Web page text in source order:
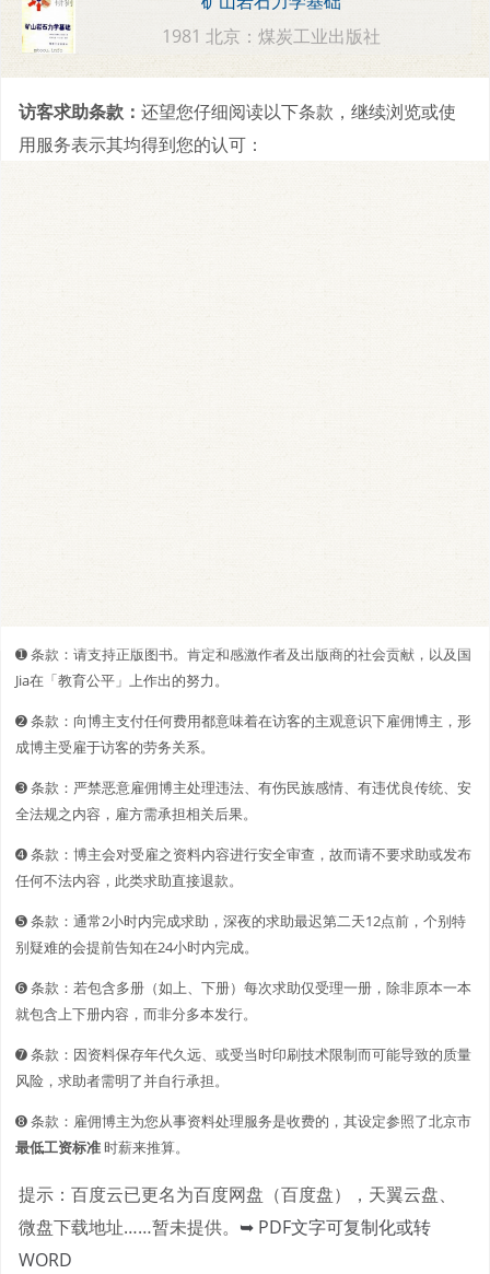
1981 北京：煤炭工业出版社
访客求助条款： 还望您仔细阅读以下条款，继续浏览或使
用服务表示其均得到您的认可：
➊️ 条款：请支持正版图书。肯定和感激作者及出版商的社会贡献，以及国
Jia在「教育公平」上作出的努力。
➋️️ 条款：向博主支付任何费用都意味着在访客的主观意识下雇佣博主，形
成博主受雇于访客的劳务关系。
➌ 条款：严禁恶意雇佣博主处理违法、有伤民族感情、有违优良传统、安
全法规之内容，雇方需承担相关后果。
➍ 条款：博主会对受雇之资料内容进行安全审查，故而请不要求助或发布
任何不法内容，此类求助直接退款。
➎ 条款：通常2小时内完成求助，深夜的求助最迟第二天12点前，个别特
别疑难的会提前告知在24小时内完成。
➏ 条款：若包含多册（如上、下册）每次求助仅受理一册，除非原本一本
就包含上下册内容，而非分多本发行。
➐ 条款：因资料保存年代久远、或受当时印刷技术限制而可能导致的质量
风险，求助者需明了并自行承担。
➑ 条款：雇佣博主为您从事资料处理服务是收费的，其设定参照了北京市
最低工资标准时薪来推算。
提示：百度云已更名为百度网盘（百度盘），天翼云盘、
微盘下载地址……暂未提供。 ➥ PDF文字可复制化或转
WORD